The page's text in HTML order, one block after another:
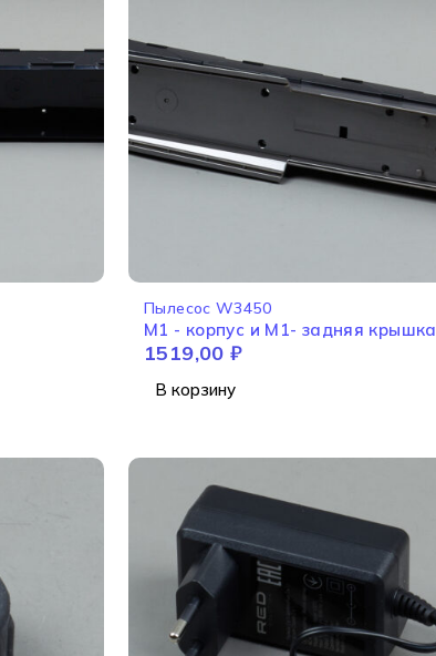
Пылесос W3450
M1 - корпус и M1- задняя крышка
корпуса W3450
1519,00 ₽
В корзину